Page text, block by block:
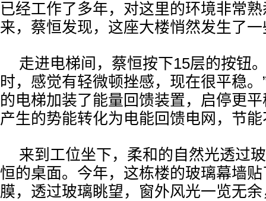
已经工作了多年，对这里的环境非常
来，蔡恒发现，这座大楼悄然发生了
走进电梯间，蔡恒按下15层的按钮
时，感觉有轻微顿挫感，现在很平稳
的电梯加装了能量回馈装置，启停更
产生的势能转化为电能回馈电网，节
来到工位坐下，柔和的自然光透过
恒的桌面。今年，这栋楼的玻璃幕墙
膜，透过玻璃眺望，窗外风光一览无